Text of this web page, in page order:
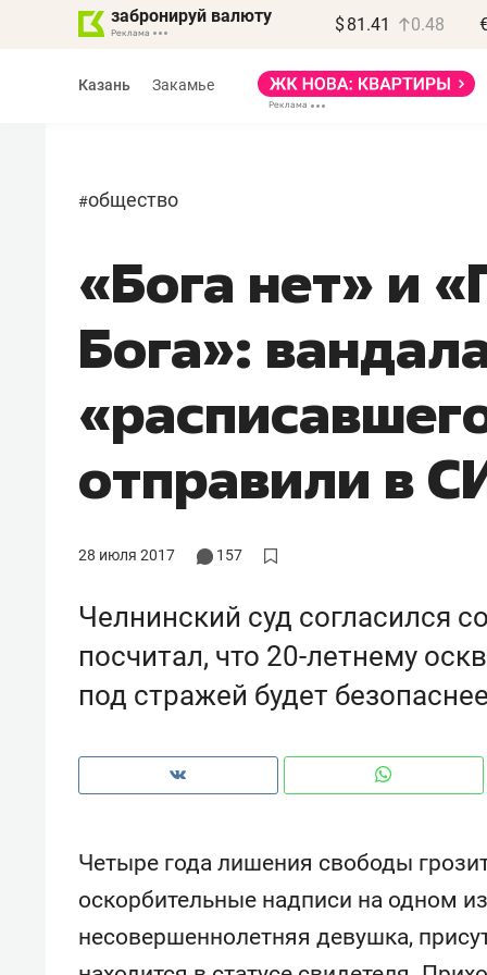
забронируй валюту $ 81.41 0.48
Казань Закамье
#общество
«Бога нет» и
Бога»:
отправили в
28 июля 2017 157
Челнинский суд согласился
посчитал, что 20-летнему
под стражей будет безопаснее
Четыре года лишения свободы
оскорбительные надписи на одном
несовершеннолетняя девушка,
Василь Мазитов
МАРТ
«Не зная местных
потерять минимум
Как бизнесу выйти на зарубежные
Как ГК «МИР ГРУПП» и ВТБ
создают оазис жилого
комфорта под Казанью
150
ID